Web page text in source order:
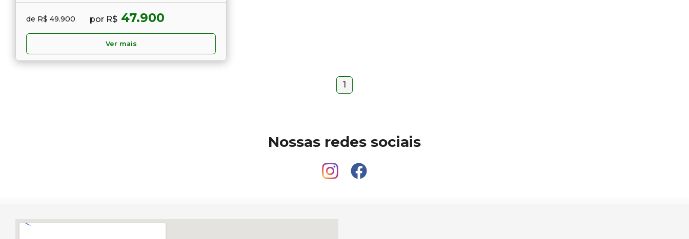
de R$ 49.900 por R$ 47.900
Ver mais
1
Nossas redes sociais